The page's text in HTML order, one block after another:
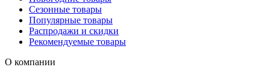
Сезонные товары
Популярные товары
Распродажи и скидки
Рекомендуемые товары
О компании